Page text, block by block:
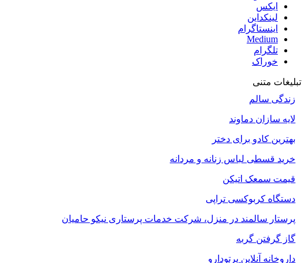
ایکس
لینکداین
اینستاگرام
Medium
تلگرام
خوراک
تبلیغات متنی
زندگی سالم
لایه سازان دماوند
بهترین کادو برای دختر
خرید قسطی لباس زنانه و مردانه
قیمت سمعک اتیکن
دستگاه کربوکسی تراپی
پرستار سالمند در منزل، شرکت خدمات پرستاری نیکو حامیان
گاز گرفتن گربه
داروخانه آنلاین پرتودارو